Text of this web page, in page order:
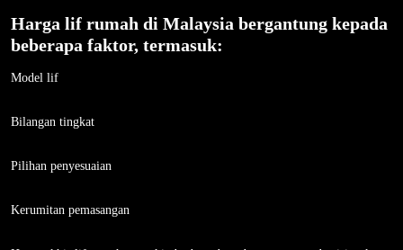
Harga lif rumah di Malaysia bergantung kepada
beberapa faktor, termasuk:
Model lif
Bilangan tingkat
Pilihan penyesuaian
Kerumitan pemasangan